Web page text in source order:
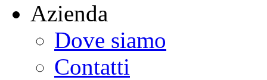
Azienda
Dove siamo
Contatti